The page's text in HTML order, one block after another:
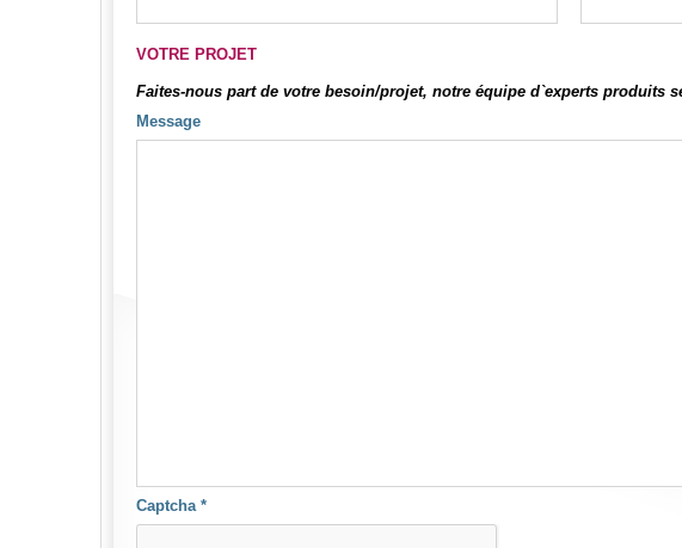
VOTRE PROJET
Faites-nous part de votre besoin/projet, notre équipe d`experts produits
Message
Captcha *